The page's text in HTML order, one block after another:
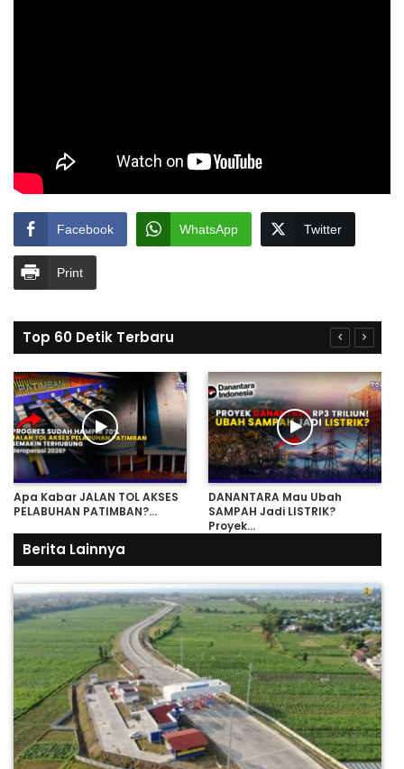
Facebook WhatsApp Twitter
Print
Top 60 Detik Terbaru
Apa Kabar JALAN TOL AKSES
PELABUHAN PATIMBAN?…
DANANTARA Mau Ubah
SAMPAH Jadi LISTRIK?
Proyek…
Berita Lainnya